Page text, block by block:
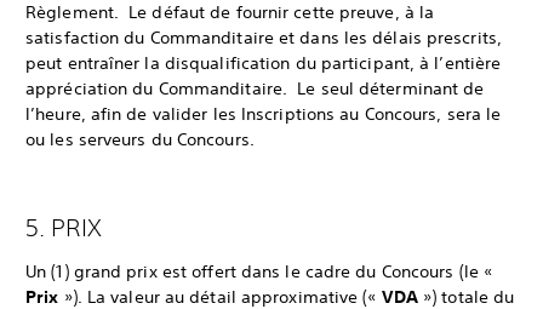
Règlement. Le défaut de fournir cette preuve, à la
satisfaction du Commanditaire et dans les délais prescrits,
peut entraîner la disqualification du participant, à l’entière
appréciation du Commanditaire. Le seul déterminant de
l’heure, afin de valider les Inscriptions au Concours, sera le
ou les serveurs du Concours.
5. PRIX
Un (1) grand prix est offert dans le cadre du Concours (le «
Prix »). La valeur au détail approximative (« VDA») totale du